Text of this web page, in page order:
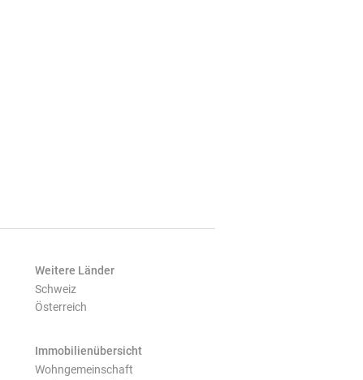
Weitere Länder
Schweiz
Österreich
Immobilienübersicht
Wohngemeinschaft